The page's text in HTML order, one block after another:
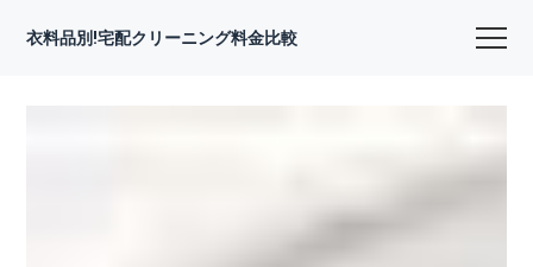
衣料品別!宅配クリーニング料金比較